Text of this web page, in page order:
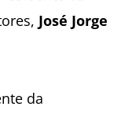
José Jorge
da